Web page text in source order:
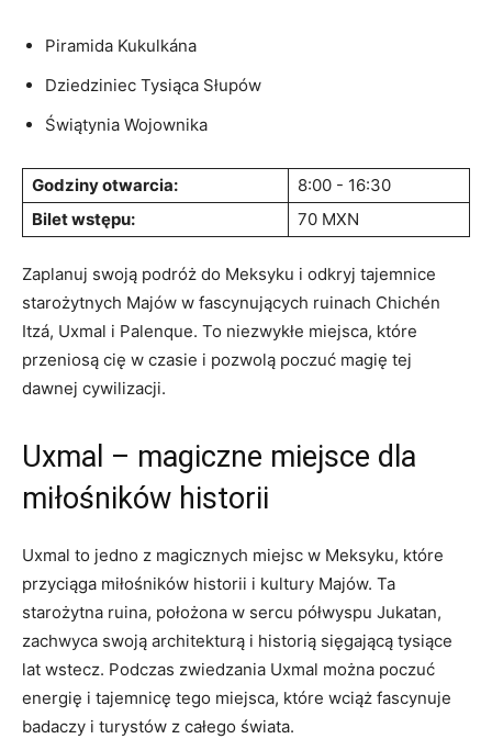
Piramida ⁤Kukulkána
Dziedziniec Tysiąca Słupów
Świątynia ⁤Wojownika
Godziny otwarcia:
8:00 ⁤- 16:30
Bilet ⁢wstępu:
70 MXN
Zaplanuj‍ swoją⁤ podróż do⁤ Meksyku i‍ odkryj tajemnice
starożytnych ‌Majów w‍ fascynujących ruinach Chichén⁢
Itzá, Uxmal i Palenque. To niezwykłe miejsca, które
przeniosą cię w czasie i pozwolą poczuć magię‍ tej
dawnej cywilizacji.
Uxmal – magiczne ⁤miejsce dla
miłośników historii
Uxmal⁣ to jedno z magicznych miejsc w Meksyku, które
przyciąga miłośników historii i kultury Majów. Ta
starożytna ruina, położona w sercu⁣ półwyspu Jukatan,
zachwyca swoją architekturą i historią⁤ sięgającą‍ tysiące
lat‍ wstecz. Podczas zwiedzania Uxmal ‌można poczuć
energię i tajemnicę tego‌ miejsca, które wciąż fascynuje
badaczy i turystów z całego świata.